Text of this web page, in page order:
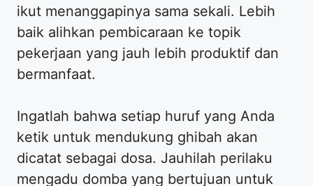
ikut menanggapinya sama sekali. Lebih
baik alihkan pembicaraan ke topik
pekerjaan yang jauh lebih produktif dan
bermanfaat.
Ingatlah bahwa setiap huruf yang Anda
ketik untuk mendukung ghibah akan
dicatat sebagai dosa. Jauhilah perilaku
mengadu domba yang bertujuan untuk